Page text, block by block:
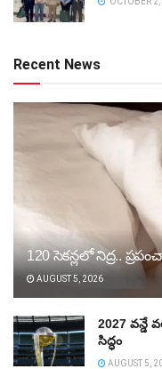
Recent News
120 సెకన్లలో నిద్ర..
AUGUST 5, 2026
2027 వన్డే
సిద్ధం
AUGUST 5,